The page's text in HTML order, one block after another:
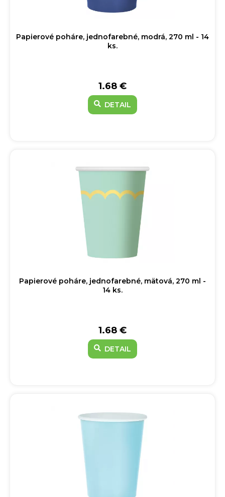
Papierové poháre, jednofarebné, modrá, 270 ml - 14
ks.
1.68 €
DETAIL
Papierové poháre, jednofarebné, mätová, 270 ml -
14 ks.
1.68 €
DETAIL